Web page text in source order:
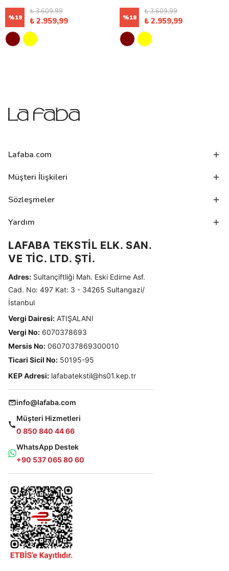
%18
₺ 3.609,99
₺ 2.959,99 %18
₺ 3.609,99
₺ 2.959,99
Lafaba.com
Müşteri İlişkileri
Sözleşmeler
Yardım
LAFABA TEKSTİL ELK. SAN.
VE TİC. LTD. ŞTİ.
Adres: Sultançiftliği Mah. Eski Edirne Asf.
Cad. No: 497 Kat: 3 - 34265 Sultangazi/
İstanbul
Vergi Dairesi: ATIŞALANI
Vergi No: 6070378693
Mersis No: 0607037869300010
Ticari Sicil No: 50195-95
KEP Adresi: lafabatekstil@hs01.kep.tr
info@lafaba.com
Müşteri Hizmetleri
0 850 840 44 66
WhatsApp Destek
+90 537 065 80 60